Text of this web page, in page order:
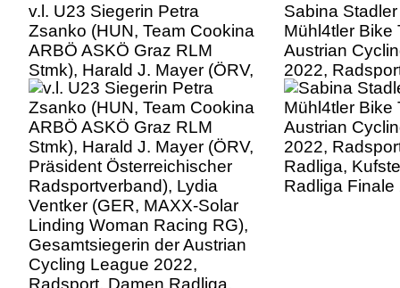
v.l. U23 Siegerin Petra
Zsanko (HUN, Team Cookina
ARBÖ ASKÖ Graz RLM
Stmk), Harald J. Mayer (ÖRV,
Präsident Österreichischer
Radsportverband), Lydia
Ventker (GER, MAXX-Solar
Linding Woman Racing RG),
Gesamtsiegerin der Austrian
Cycling League 2022,
Radsport, Damen Radliga,
Kufstein, Tirol, Radliga Finale
2022
Sabina Stadler
Mühl4tler Bike
Austrian
2022,
Radliga,
Radliga Finale